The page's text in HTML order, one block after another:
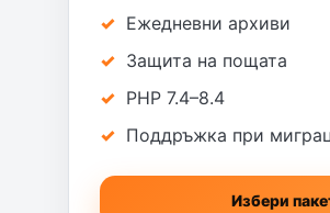
Ежедневни архиви
Защита на пощата
PHP 7.4–8.4
Поддръжка при
Избери